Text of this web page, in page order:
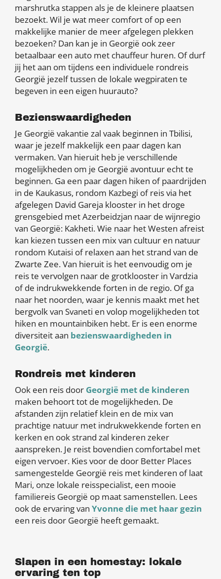
marshrutka stappen als je de kleinere plaatsen
bezoekt. Wil je wat meer comfort of op een
makkelijke manier de meer afgelegen plekken
bezoeken? Dan kan je in Georgië ook zeer
betaalbaar een auto met chauffeur huren. Of durf
jij het aan om tijdens een individuele rondreis
Georgië jezelf tussen de lokale wegpiraten te
begeven in een eigen huurauto?
Bezienswaardigheden
Je Georgië vakantie zal vaak beginnen in Tbilisi,
waar je jezelf makkelijk een paar dagen kan
vermaken. Van hieruit heb je verschillende
mogelijkheden om je Georgië avontuur echt te
beginnen. Ga een paar dagen hiken of paardrijden
in de Kaukasus, rondom Kazbegi of reis via het
afgelegen David Gareja klooster in het droge
grensgebied met Azerbeidzjan naar de wijnregio
van Georgië: Kakheti. Wie naar het Westen afreist
kan kiezen tussen een mix van cultuur en natuur
rondom Kutaisi of relaxen aan het strand van de
Zwarte Zee. Van hieruit is het eenvoudig om je
reis te vervolgen naar de grotklooster in Vardzia
of de indrukwekkende forten in de regio. Of ga
naar het noorden, waar je kennis maakt met het
bergvolk van Svaneti en volop mogelijkheden tot
hiken en mountainbiken hebt. Er is een enorme
diversiteit aan bezienswaardigheden in
Georgië.
Rondreis met kinderen
Ook een reis door Georgië met de kinderen
maken behoort tot de mogelijkheden. De
afstanden zijn relatief klein en de mix van
prachtige natuur met indrukwekkende forten en
kerken en ook strand zal kinderen zeker
aanspreken. Je reist bovendien comfortabel met
eigen vervoer. Kies voor de door Better Places
samengestelde Georgië reis met kinderen of laat
Mari, onze lokale reisspecialist, een mooie
familiereis Georgië op maat samenstellen. Lees
ook de ervaring van Yvonne die met haar gezin
een reis door Georgië heeft gemaakt.
Slapen in een homestay: lokale
ervaring ten top